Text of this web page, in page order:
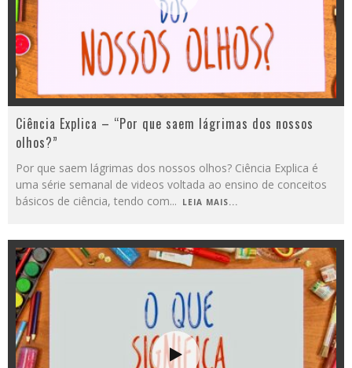
Ciência Explica – “Por que saem lágrimas dos nossos
olhos?”
Por que saem lágrimas dos nossos olhos? Ciência Explica é
uma série semanal de videos voltada ao ensino de conceitos
básicos de ciência, tendo com... LEIA MAIS...